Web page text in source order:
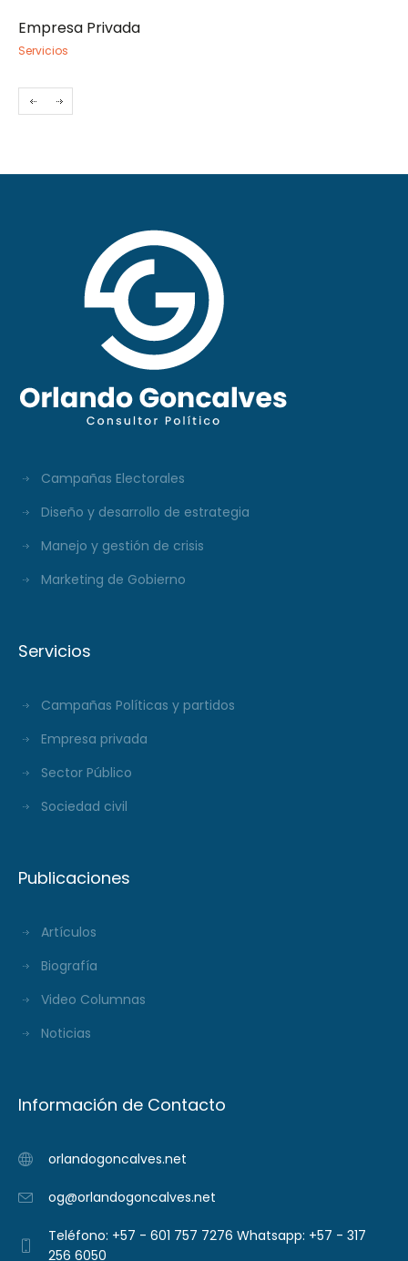
Empresa Privada
Servicios
Campañas Electorales
Diseño y desarrollo de estrategia
Manejo y gestión de crisis
Marketing de Gobierno
Servicios
Campañas Políticas y partidos
Empresa privada
Sector Público
Sociedad civil
Publicaciones
Artículos
Biografía
Video Columnas
Noticias
Información de Contacto
orlandogoncalves.net
og@orlandogoncalves.net
Teléfono: +57 - 601 757 7276 Whatsapp: +57 - 317
256 6050